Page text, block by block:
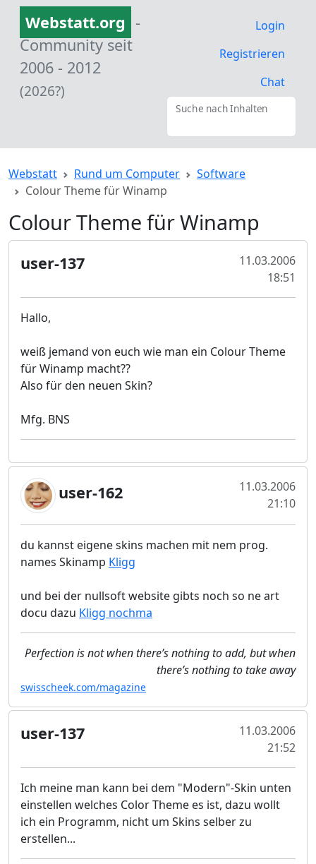
Webstatt.org -
Community seit
2006 - 2012
(2026?)
Login
Registrieren
Chat
Suche nach Inhalten
Webstatt Rund um Computer
Software
Colour Theme für Winamp
Colour Theme für Winamp
user-137
11.03.2006
18:51
Hallo,
weiß jemand von euch wie man ein Colour Theme
für Winamp macht??
Also für den neuen Skin?
Mfg. BNS
user-162
11.03.2006
21:10
du kannst eigene skins machen mit nem prog.
names Skinamp Kligg
und bei der nullsoft website gibts noch so ne art
docu dazu Kligg nochma
Perfection is not when there’s nothing to add, but when
there’s nothing to take away
swisscheek.com/magazine
user-137
11.03.2006
21:52
Ich meine man kann bei dem "Modern"-Skin unten
einstellen welches Color Theme es ist, dazu wollt
ich ein Programm, nicht um Skins selber zu
erstellen...